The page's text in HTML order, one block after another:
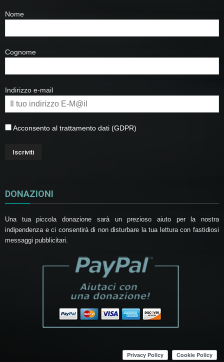
Nome
Cognome
Indirizzo e-mail
Acconsento al trattamento dati (GDPR)
DONAZIONI
Una tua piccola donazione sarà un prezioso aiuto per la nostra
indipendenza e ci consentirà di non disturbare la tua lettura con fastidiosi
messaggi pubblicitari.